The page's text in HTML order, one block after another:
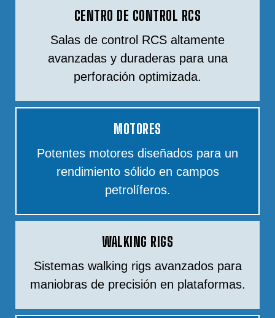
CENTRO DE CONTROL RCS
Salas de control RCS altamente
avanzadas y duraderas para una
perforación optimizada.
MOTORES
Potentes motores diseñados para un
rendimiento sólido en campos
petrolíferos.
WALKING RIGS
Sistemas walking rigs avanzados para
maniobras de precisión en plataformas.